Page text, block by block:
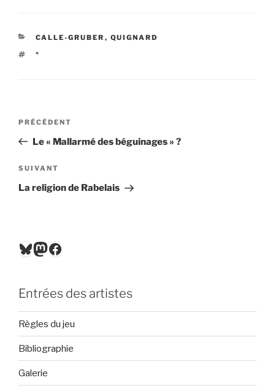
CATÉGORIES
CALLE-GRUBER , QUIGNARD
ÉTIQUETTES
°
Navigation
l’article
Article
précédent
PRÉCÉDENT
Le « Mallarmé des béguinages » ?
Article
suivant
SUIVANT
La religion de Rabelais
Bluesky
Mastodon
Facebook
Entrées des artistes
Règles du jeu
Bibliographie
Galerie